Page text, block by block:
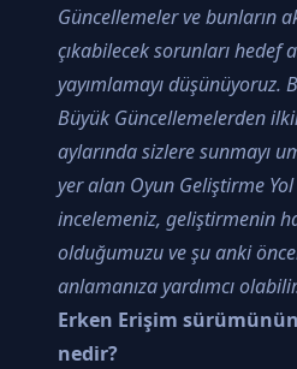
Güncellemeler ve bunların
çıkabilecek sorunları hedef
yayımlamayı düşünüyoruz.
Büyük Güncellemelerden
aylarında sizlere sunmayı
yer alan Oyun Geliştirme Yol
incelemeniz, geliştirmenin
olduğumuzu ve şu anki
anlamanıza yardımcı
Erken Erişim
nedir?